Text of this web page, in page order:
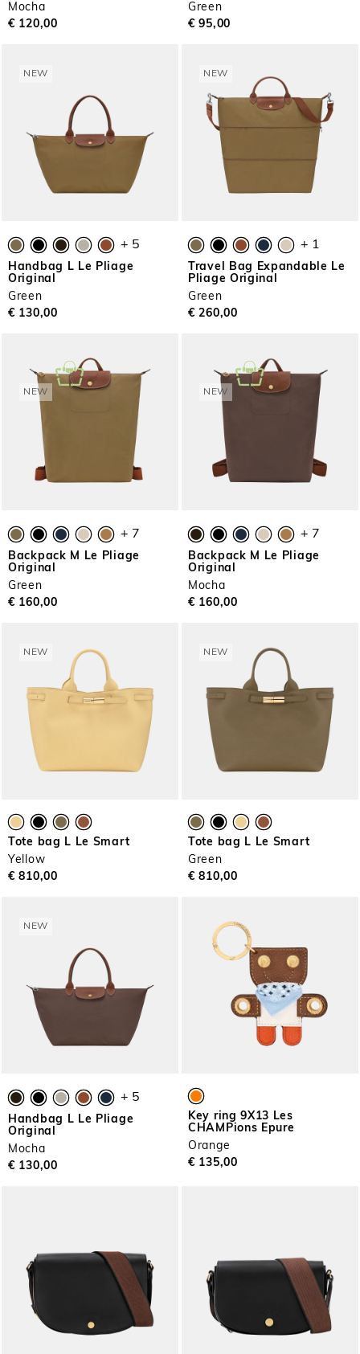
Mocha
€ 120,00
Green
€ 95,00
NEW
+ 5
Handbag L Le Pliage
Original
Green
€ 130,00
NEW
+ 1
Travel Bag Expandable Le
Pliage Original
Green
€ 260,00
NEW
+ 7
Backpack M Le Pliage
Original
Green
€ 160,00
NEW
+ 7
Backpack M Le Pliage
Original
Mocha
€ 160,00
NEW
Tote bag L Le Smart
Yellow
€ 810,00
NEW
Tote bag L Le Smart
Green
€ 810,00
NEW
+ 5
Handbag L Le Pliage
Original
Mocha
€ 130,00
Key ring 9X13 Les
CHAMPions Epure
Orange
€ 135,00